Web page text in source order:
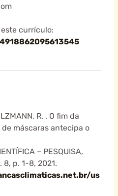
currículo:
R. . O fim da
máscaras antecipa o
– PESQUISA,
8, p. 1-8, 2021.
us